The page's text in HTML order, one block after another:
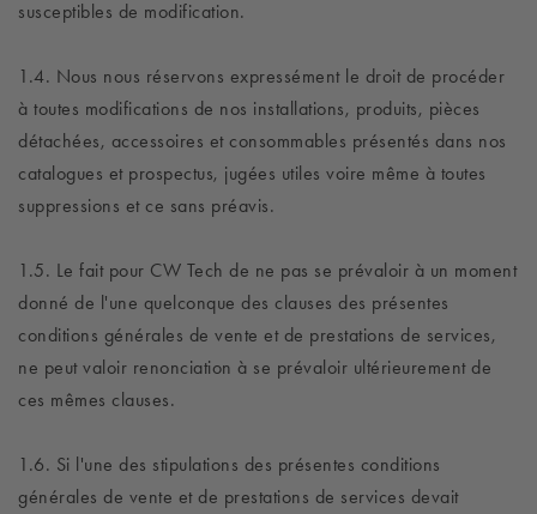
susceptibles de modification.
1.4. Nous nous réservons expressément le droit de procéder
à toutes modifications de nos installations, produits, pièces
détachées, accessoires et consommables présentés dans nos
catalogues et prospectus, jugées utiles voire même à toutes
suppressions et ce sans préavis.
1.5. Le fait pour CW Tech de ne pas se prévaloir à un moment
donné de l'une quelconque des clauses des présentes
conditions générales de vente et de prestations de services,
ne peut valoir renonciation à se prévaloir ultérieurement de
ces mêmes clauses.
1.6. Si l'une des stipulations des présentes conditions
générales de vente et de prestations de services devait